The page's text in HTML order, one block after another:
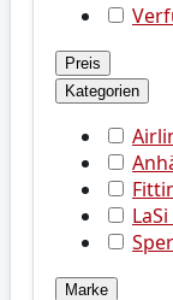
Preis
Kategorien
Marke